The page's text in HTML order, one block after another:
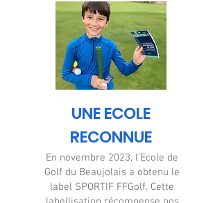
UNE ECOLE
RECONNUE
En novembre 2023, l’Ecole de
Golf du Beaujolais a obtenu le
label SPORTIF FFGolf. Cette